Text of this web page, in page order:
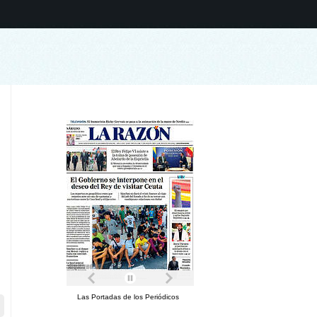
Las Portadas de los Periódicos